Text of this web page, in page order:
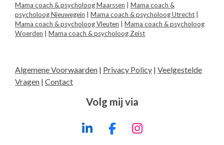
Mama coach & psycholoog Maarssen
Mama coach &
psycholoog Nieuwegein
Mama coach & psycholoog Utrecht
Mama coach & psycholoog Vleuten
Mama coach & psycholoog
Woerden
Mama coach & psycholoog Zeist
Algemene Voorwaarden | Privacy Policy | Veelgestelde
Vragen | Contact
Volg mij via
L
F
I